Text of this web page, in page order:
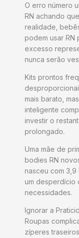
O erro número
RN achando
realidade,
podem usar RN
excesso
nunca serão
Kits prontos
mais barato,
inteligente
investir o
prolongado.
Uma mãe de
bodies RN
nasceu com
um desperdício
necessidades.
Ignorar a
Roupas
zíperes